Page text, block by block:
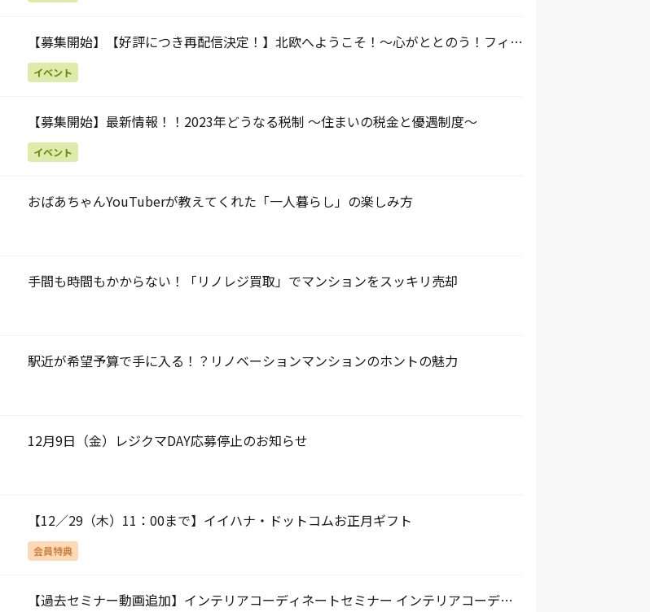
【募集開始】【好評につき再配信決定！】北欧へようこそ！～心がととのう！フィン
ランドの暮らし 第一回〈住まいとインテリア編〉
イベント
【募集開始】最新情報！！2023年どうなる税制 ～住まいの税金と優遇制度～
イベント
おばあちゃんYouTuberが教えてくれた「一人暮らし」の楽しみ方
手間も時間もかからない！「リノレジ買取」でマンションをスッキリ売却
駅近が希望予算で手に入る！？リノベーションマンションのホントの魅力
12月9日（金）レジクマDAY応募停止のお知らせ
【12／29（木）11：00まで】イイハナ・ドットコムお正月ギフト
会員特典
【過去セミナー動画追加】インテリアコーディネートセミナー インテリアコーディ